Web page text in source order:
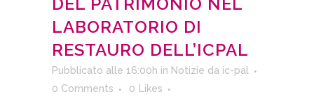
LABORATORIO DI
RESTAURO DELL’ICPAL
Pubblicato alle 16:00h in Notizie da ic-pal
0 Comments
0 Likes